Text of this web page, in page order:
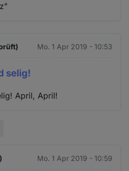
Mo. 1 Apr 2019 - 10:53
selig!
April, April!
Mo. 1 Apr 2019 - 10:59